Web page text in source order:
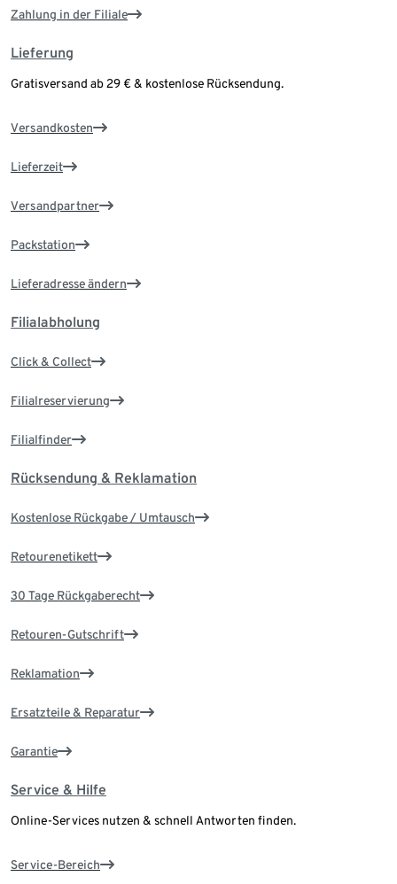
Zahlung in der Filiale
Lieferung
Gratisversand ab 29 € & kostenlose Rücksendung.
Versandkosten
Lieferzeit
Versandpartner
Packstation
Lieferadresse ändern
Filialabholung
Click & Collect
Filialreservierung
Filialfinder
Rücksendung & Reklamation
Kostenlose Rückgabe / Umtausch
Retourenetikett
30 Tage Rückgaberecht
Retouren-Gutschrift
Reklamation
Ersatzteile & Reparatur
Garantie
Service & Hilfe
Online-Services nutzen & schnell Antworten finden.
Service-Bereich